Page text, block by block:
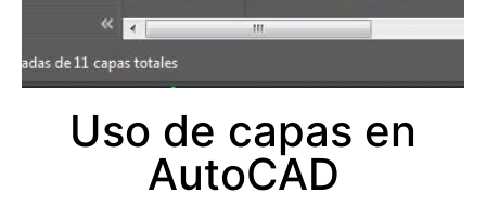
Uso de capas en
AutoCAD